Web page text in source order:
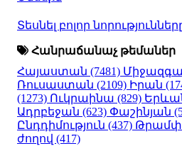
Տեսնել բոլոր
Հանրաճանաչ թեմաներ
Հայաստան (7481)
Ռուսաստան (2109) Իրան
(1273) Ուկրաինա (829)
Ադրբեջան (623) Փաշինյան
Ընդդիմություն (437) Թրամփ
ժողով (417)